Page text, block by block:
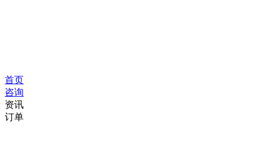
首页
咨询
资讯
订单